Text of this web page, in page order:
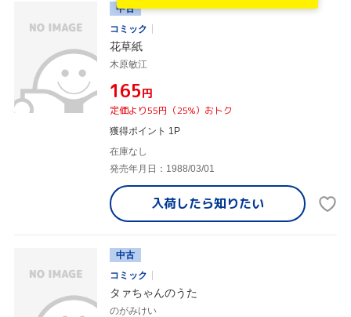
中古
コミック
花草紙
木原敏江
¥165円
定価より55円（25%）おトク
獲得ポイント 1P
在庫なし
発売年月日：1988/03/01
入荷したら知りたい
中古
コミック
タァちゃんのうた
のがみけい